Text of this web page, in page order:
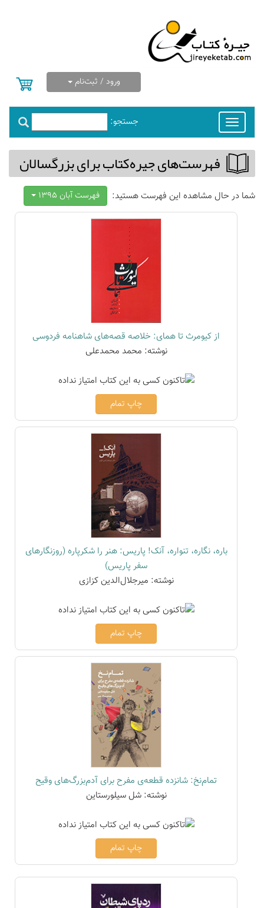
ورود / ثبت‌نام
جستجو:
Toggle
navigation
فهرست‌های جیره‌كتاب برای بزرگسالان
شما در حال مشاهده این فهرست هستید: فهرست آبان 1395
از کیومرث تا همای: خلاصه قصه‌های شاهنامه فردوسی
نوشته: محمد محمدعلی
چاپ تمام
باره، نگاره، تنواره، آنک! پاریس: هنر را شکرپاره (روزنگارهای
سفر پاریس)
نوشته: میرجلال‌الدین کزازی
چاپ تمام
تمام‌نخ: شانزده قطعه‌ی مفرح برای آدم‌بزرگ‌های وقیح
نوشته: شل سیلورستاین
چاپ تمام